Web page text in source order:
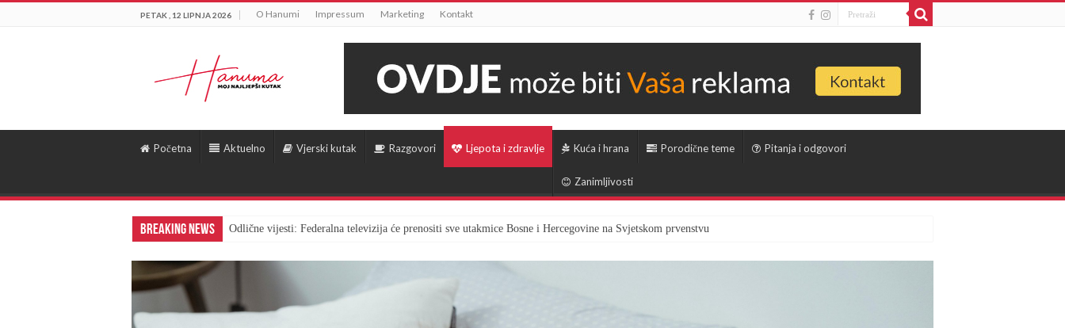
PETAK , 12 LIPNJA 2026 O Hanumi Impressum Marketing Kontakt
Početna Aktuelno Vjerski kutak Razgovori Ljepota i zdravlje Kuća i hrana Porodične teme Pitanja i odgovori
Zanimljivosti
Breaking News Odlične vijesti: Federalna televizija će prenositi sve utakmice Bosne i Hercegovine na Svjetskom prvenstvu